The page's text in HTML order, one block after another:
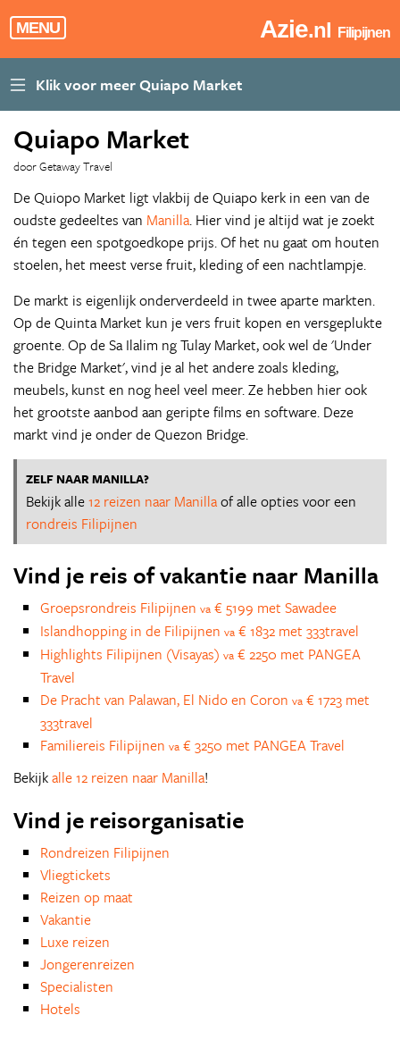
MENU Azie.nl Filipijnen
Quiapo Market
door Getaway Travel
De Quiopo Market ligt vlakbij de Quiapo kerk in een van de
oudste gedeeltes van Manilla. Hier vind je altijd wat je zoekt
én tegen een spotgoedkope prijs. Of het nu gaat om houten
stoelen, het meest verse fruit, kleding of een nachtlampje.
De markt is eigenlijk onderverdeeld in twee aparte markten.
Op de Quinta Market kun je vers fruit kopen en versgeplukte
groente. Op de Sa Ilalim ng Tulay Market, ook wel de 'Under
the Bridge Market', vind je al het andere zoals kleding,
meubels, kunst en nog heel veel meer. Ze hebben hier ook
het grootste aanbod aan geripte films en software. Deze
markt vind je onder de Quezon Bridge.
ZELF NAAR MANILLA?
Bekijk alle12 reizen naar Manillaof alle opties voor een
rondreis Filipijnen
Vind je reis of vakantie naar Manilla
Groepsrondreis Filipijnen va € 5199 met Sawadee
Islandhopping in de Filipijnen va € 1832 met 333travel
Highlights Filipijnen (Visayas) va € 2250 met PANGEA
Travel
De Pracht van Palawan, El Nido en Coron va € 1723 met
333travel
Familiereis Filipijnen va € 3250 met PANGEA Travel
Bekijkalle 12 reizen naar Manilla!
Vind je reisorganisatie
Rondreizen Filipijnen
Vliegtickets
Reizen op maat
Vakantie
Luxe reizen
Jongerenreizen
Specialisten
Hotels